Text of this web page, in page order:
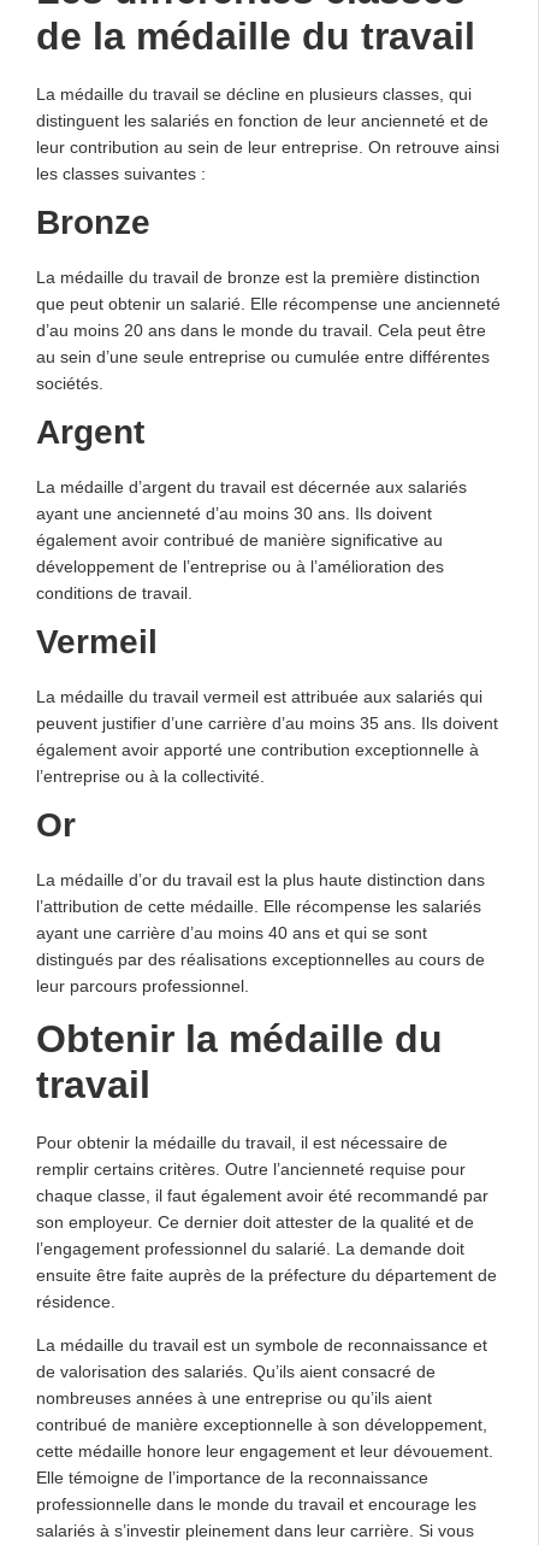
de la médaille du travail
La médaille du travail se décline en plusieurs classes, qui
distinguent les salariés en fonction de leur ancienneté et de
leur contribution au sein de leur entreprise. On retrouve ainsi
les classes suivantes :
Bronze
La médaille du travail de bronze est la première distinction
que peut obtenir un salarié. Elle récompense une ancienneté
d’au moins 20 ans dans le monde du travail. Cela peut être
au sein d’une seule entreprise ou cumulée entre différentes
sociétés.
Argent
La médaille d’argent du travail est décernée aux salariés
ayant une ancienneté d’au moins 30 ans. Ils doivent
également avoir contribué de manière significative au
développement de l’entreprise ou à l’amélioration des
conditions de travail.
Vermeil
La médaille du travail vermeil est attribuée aux salariés qui
peuvent justifier d’une carrière d’au moins 35 ans. Ils doivent
également avoir apporté une contribution exceptionnelle à
l’entreprise ou à la collectivité.
Or
La médaille d’or du travail est la plus haute distinction dans
l’attribution de cette médaille. Elle récompense les salariés
ayant une carrière d’au moins 40 ans et qui se sont
distingués par des réalisations exceptionnelles au cours de
leur parcours professionnel.
Obtenir la médaille du
travail
Pour obtenir la médaille du travail, il est nécessaire de
remplir certains critères. Outre l’ancienneté requise pour
chaque classe, il faut également avoir été recommandé par
son employeur. Ce dernier doit attester de la qualité et de
l’engagement professionnel du salarié. La demande doit
ensuite être faite auprès de la préfecture du département de
résidence.
La médaille du travail est un symbole de reconnaissance et
de valorisation des salariés. Qu’ils aient consacré de
nombreuses années à une entreprise ou qu’ils aient
contribué de manière exceptionnelle à son développement,
cette médaille honore leur engagement et leur dévouement.
Elle témoigne de l’importance de la reconnaissance
professionnelle dans le monde du travail et encourage les
salariés à s’investir pleinement dans leur carrière. Si vous